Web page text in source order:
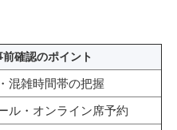
前確認のポイント
混雑時間帯の把握
ル・オンライン席予約